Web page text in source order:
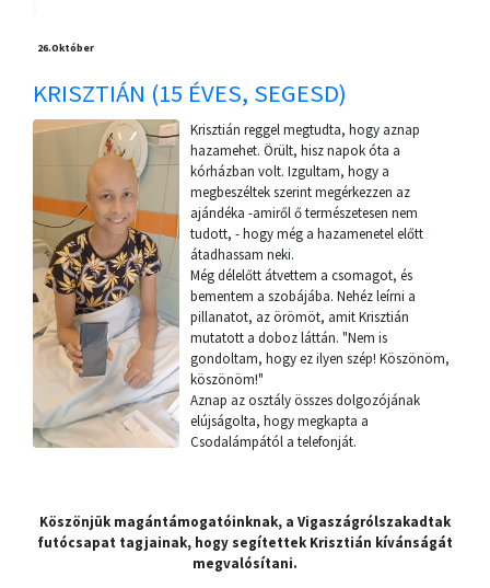
26.Október
KRISZTIÁN (15 ÉVES, SEGESD)
Krisztián reggel megtudta, hogy aznap
hazamehet. Örült, hisz napok óta a
kórházban volt. Izgultam, hogy a
megbeszéltek szerint megérkezzen az
ajándéka -amiről ő természetesen nem
tudott, - hogy még a hazamenetel előtt
átadhassam neki.
Még délelőtt átvettem a csomagot, és
bementem a szobájába. Nehéz leírni a
pillanatot, az örömöt, amit Krisztián
mutatott a doboz láttán. "Nem is
gondoltam, hogy ez ilyen szép! Köszönöm,
köszönöm!"
Aznap az osztály összes dolgozójának
elújságolta, hogy megkapta a
Csodalámpától a telefonját.
Köszönjük magántámogatóinknak, a Vigaszágrólszakadtak
futócsapat tagjainak, hogy segítettek Krisztián kívánságát
megvalósítani.